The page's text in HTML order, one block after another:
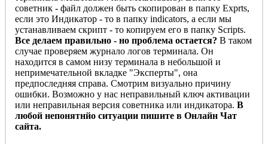
советник - файл должен быть скопирован в папку Exprts,
если это Индикатор - то в папку indicators, а если мы
устанавливаем скрипт - то копируем его в папку Scripts.
Все делаем правильно - но проблема остается? В таком
случае проверяем журнало логов терминала. Он
находится в самом низу терминала в небольшой и
непримечательной вкладке "Эксперты", она
предпоследняя справа. Смотрим визуально причину
ошибки. Возможно у нас неправильный ключ активации
или неправильная версия советника или индикатора. В
любой непонятнйо ситуации пишите в Онлайн Чат
сайта.